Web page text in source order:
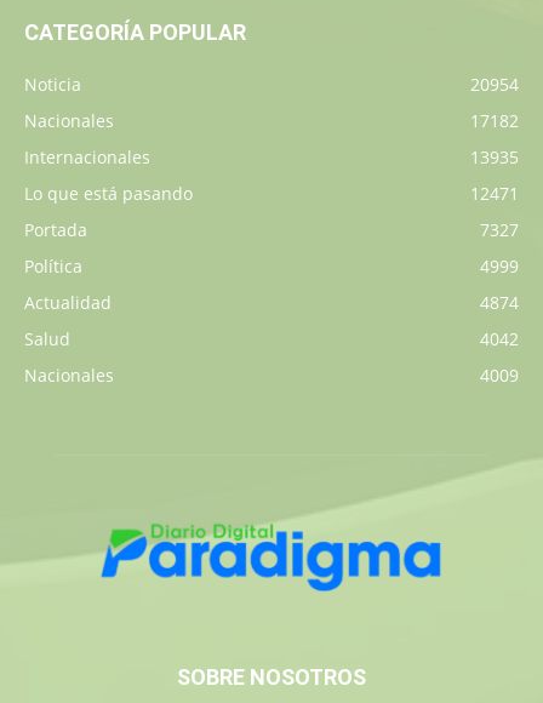
CATEGORÍA POPULAR
Noticia
20954
Nacionales
17182
Internacionales
13935
Lo que está pasando
12471
Portada
7327
Política
4999
Actualidad
4874
Salud
4042
Nacionales
4009
SOBRE NOSOTROS